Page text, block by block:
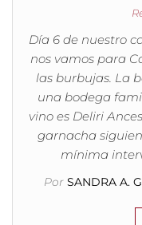
Día 6 de nuestro
nos vamos para
las burbujas. La
una bodega
vino es Deliri
garnacha
mínima
Por SANDRA A.